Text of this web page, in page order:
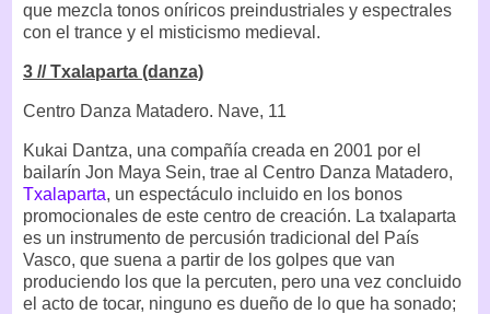
que mezcla tonos oníricos preindustriales y espectrales
con el trance y el misticismo medieval.
3 // Txalaparta (danza)
Centro Danza Matadero. Nave, 11
Kukai Dantza, una compañía creada en 2001 por el
bailarín Jon Maya Sein, trae al Centro Danza Matadero,
Txalaparta, un espectáculo incluido en los bonos
promocionales de este centro de creación. La txalaparta
es un instrumento de percusión tradicional del País
Vasco, que suena a partir de los golpes que van
produciendo los que la percuten, pero una vez concluido
el acto de tocar, ninguno es dueño de lo que ha sonado;